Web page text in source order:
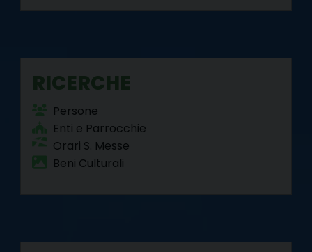
RICERCHE
Persone
Enti e Parrocchie
Orari S. Messe
Beni Culturali